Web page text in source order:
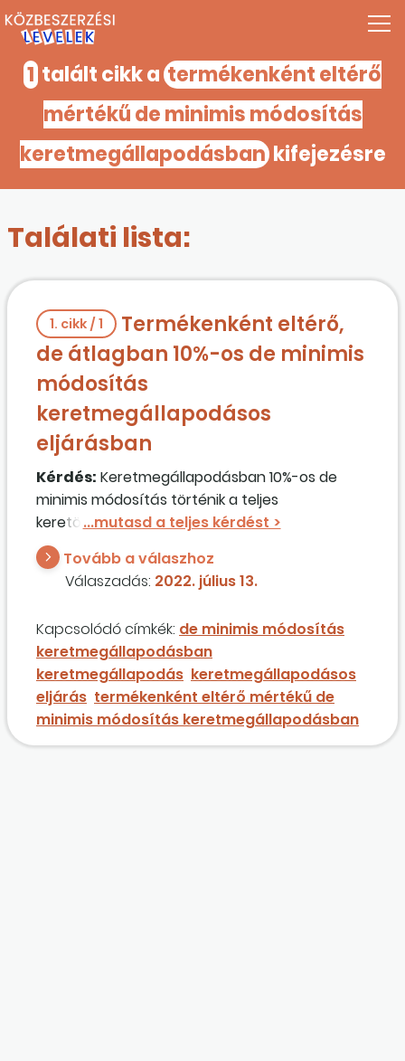
1 talált cikk a termékenként eltérő
mértékű de minimis módosítás
keretmegállapodásbankifejezésre
Találati lista:
1. cikk / 1
Termékenként eltérő,
de átlagban 10%-os de minimis
módosítás
keretmegállapodásos
eljárásban
Kérdés: Keretmegállapodásban 10%-os de
minimis módosítás történik a teljes
keretösszegre. Van-e arra lehetőség, hogy ez a
módosítás egyes termékeket, melyek a
keretmegállapodás részei, kevesebb, míg más
termékeket több mint 10%-os mértékben
értékben 10% lesz?
Tovább a válaszhoz
Válaszadás: 2022. július 13.
Kapcsolódó címkék: de minimis módosítás
keretmegállapodásban
keretmegállapodás keretmegállapodásos
eljárás termékenként eltérő mértékű de
minimis módosítás keretmegállapodásban